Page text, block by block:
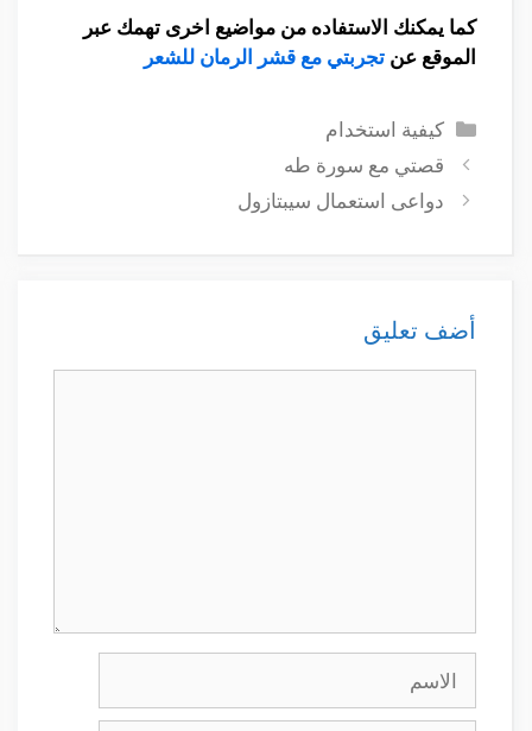
كما يمكنك الاستفاده من مواضيع اخرى تهمك عبر
الموقع عن تجربتي مع قشر الرمان للشعر
التصنيفات
كيفية استخدام
قصتي مع سورة طه
دواعى استعمال سيبتازول
أضف تعليق